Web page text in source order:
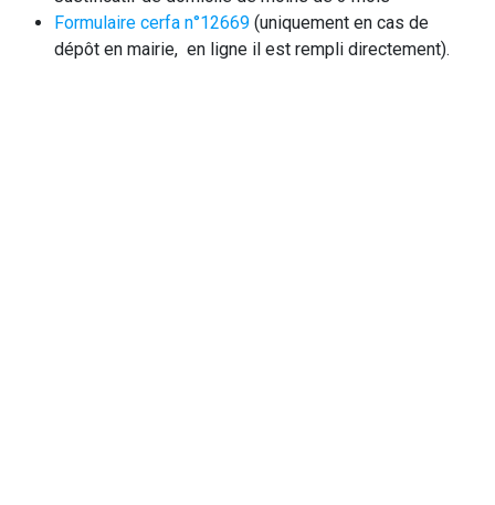
Formulaire cerfa n°12669 (uniquement en cas de
dépôt en mairie, en ligne il est rempli directement).